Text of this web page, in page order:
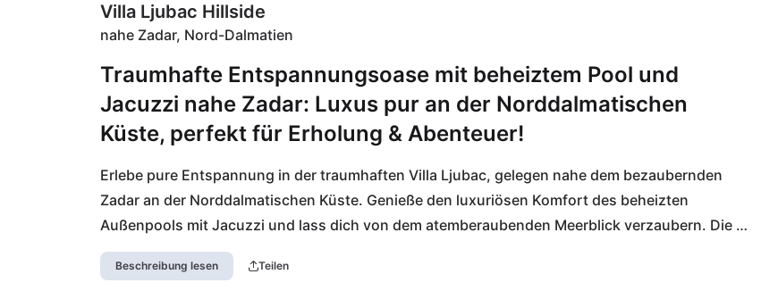
Villa Ljubac Hillside
nahe Zadar, Nord-Dalmatien
Traumhafte Entspannungsoase mit beheiztem Pool und
Jacuzzi nahe Zadar: Luxus pur an der Norddalmatischen
Küste, perfekt für Erholung & Abenteuer!
Erlebe pure Entspannung in der traumhaften Villa Ljubac, gelegen nahe dem bezaubernden
Zadar an der Norddalmatischen Küste. Genieße den luxuriösen Komfort des beheizten
Außenpools mit Jacuzzi und lass dich von dem atemberaubenden Meerblick verzaubern. Die
Villa verwöhnt dich zudem mit einem erstklassigen Sport- und Wellnessbereich für deine
persönliche Auszeit.
Beschreibung lesen Teilen